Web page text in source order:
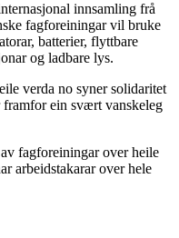
innsamling frå
fagforeiningar vil bruke
batterier, flyttbare
og ladbare lys.
verda no syner solidaritet
ein svært vanskeleg
fagforeiningar over heile
arbeidstakarar over hele